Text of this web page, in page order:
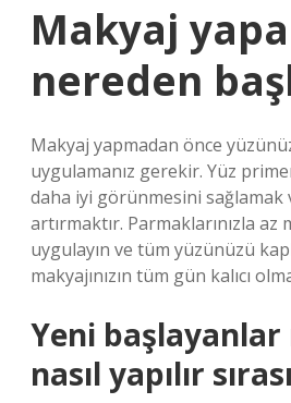
Makyaj
nereden
Makyaj yapmadan önce
uygulamanız gerekir. Yüz
daha iyi görünmesini sağlamak ve
artırmaktır. Parmaklarınızla az
uygulayın ve tüm yüzünüzü
makyajınızın tüm gün kalıcı
Yeni
nasıl yapılır